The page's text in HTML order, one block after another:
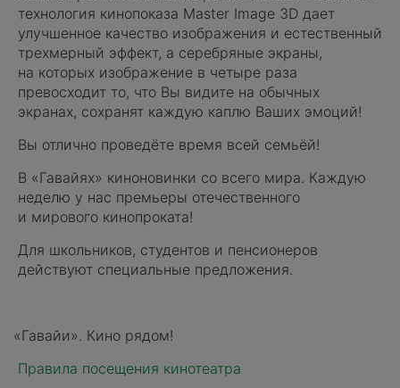
технология кинопоказа Master Image 3D дает
улучшенное качество изображения и естественный
трехмерный эффект, а серебряные экраны,
на которых изображение в четыре раза
превосходит то, что Вы видите на обычных
экранах, сохранят каждую каплю Ваших эмоций!
Вы отлично проведёте время всей семьёй!
В «Гавайях» киноновинки со всего мира. Каждую
неделю у нас премьеры отечественного
и мирового кинопроката!
Для школьников, студентов и пенсионеров
действуют специальные предложения.
«Гавайи». Кино рядом!
Правила посещения кинотеатра